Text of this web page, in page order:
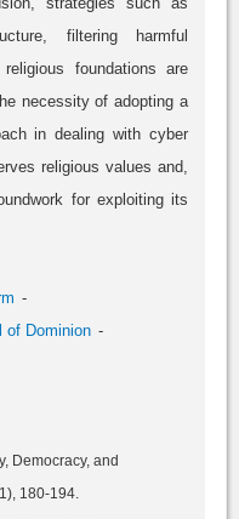
filtering harmful
foundations are
necessity of adopting a
in dealing with cyber
religious values and,
for exploiting its
of Dominion
Democracy, and
180-194.